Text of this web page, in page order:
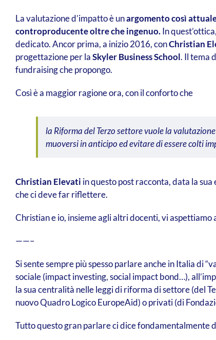
La valutazione d’impatto è unargomento così
controproducente oltre che ingenuo.In
dedicato. Ancor prima, a inizio 2016, conChristian
progettazione per laSkyler Business School. Il tema
fundraising che propongo.
Così è a maggior ragione ora, con il conforto che
la Riforma del Terzo settore vuole la
muoversi in anticipo ed evitare di essere colti
Christian Elevati in questo post racconta, data la
che ci deve far riflettere.
Christian e io, insieme agli altri docenti, vi aspettiamo
——–
Si sente sempre più spesso parlare anche in Italia di
sociale (impact investing, social impact bond…),
la sua centralità nelle leggi di riforma di settore (del
nuovo Quadro Logico EuropeAid) o privati (di
Tutto questo gran parlare ci dice fondamentalmente